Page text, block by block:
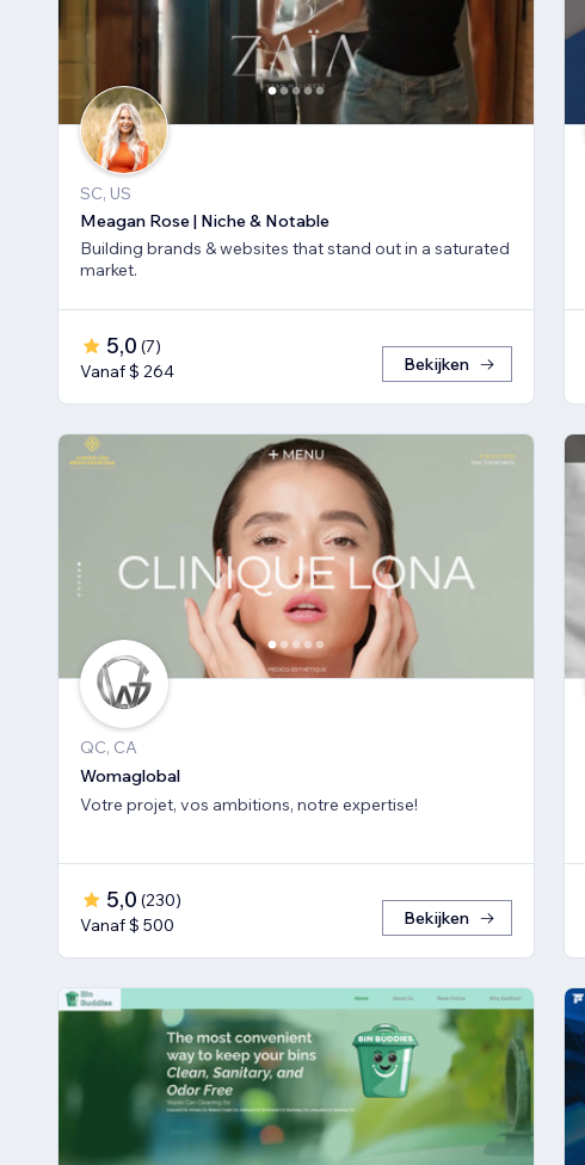
SC, US
Meagan Rose | Niche & Notable
Building brands & websites that stand out in a saturated
market.
5,0 (7)
Vanaf $ 264
Bekijken
QC, CA
Womaglobal
Votre projet, vos ambitions, notre expertise!
5,0 (230)
Vanaf $ 500
Bekijken